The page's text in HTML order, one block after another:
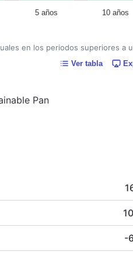
5 años 10 años
en los periodos superiores a
Ver tabla
Pan
-